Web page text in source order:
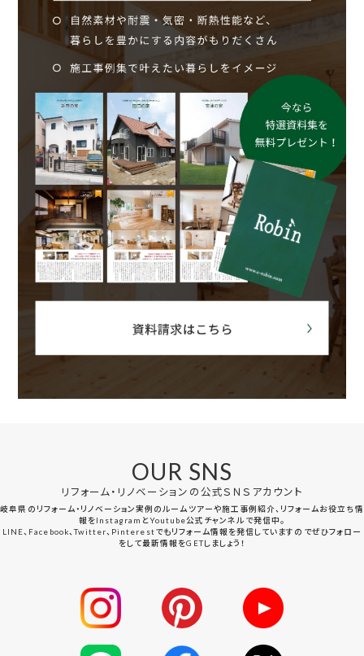
OUR SNS
リフォーム・リノベーションの公式ＳＮＳアカウント
岐阜県のリフォーム・リノベーション実例のルームツアーや施工事例紹介、リフォームお役立ち情
報をInstagramとYoutube公式チャンネルで発信中。
LINE、Facebook、Twitter、Pinterestでもリフォーム情報を発信していますのでぜひフォロー
をして最新情報をGETしましょう！